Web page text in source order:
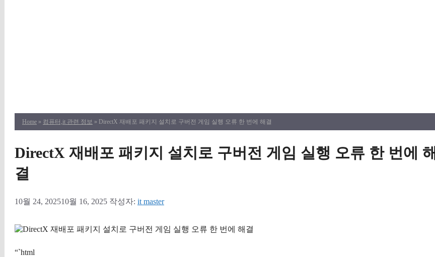
Home » 컴퓨터,it 관련 정보 » DirectX 재배포 패키지 설치로 구버전 게임 실행 오류 한 번에 해결
DirectX 재배포 패키지 설치로 구버전 게임 실행 오류 한 번에 해
결
10월 24, 202510월 16, 2025 작성자: it master
“`html